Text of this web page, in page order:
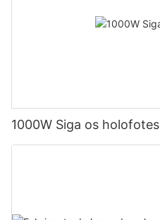
1000W Siga os holofotes